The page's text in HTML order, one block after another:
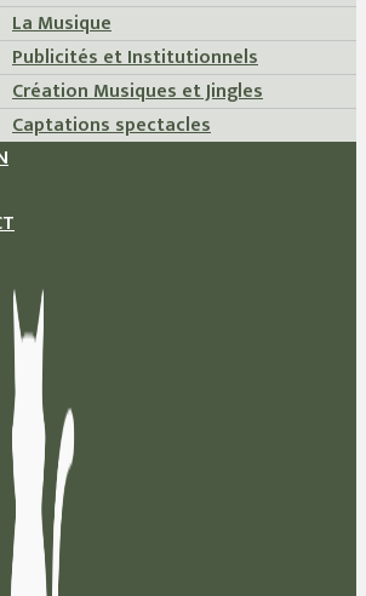
La Musique
Publicités et Institutionnels
Création Musiques et Jingles
Captations spectacles